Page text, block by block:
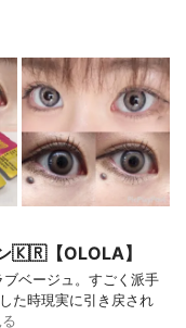
🇰🇷【OLOLA】
ベージュ。すごく派手
た時現実に引き戻され